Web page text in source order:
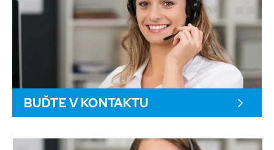
BUĎTE V KONTAKTU